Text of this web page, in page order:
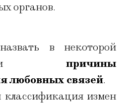
органов.
в некоторой
причины
любовных связей.
измен